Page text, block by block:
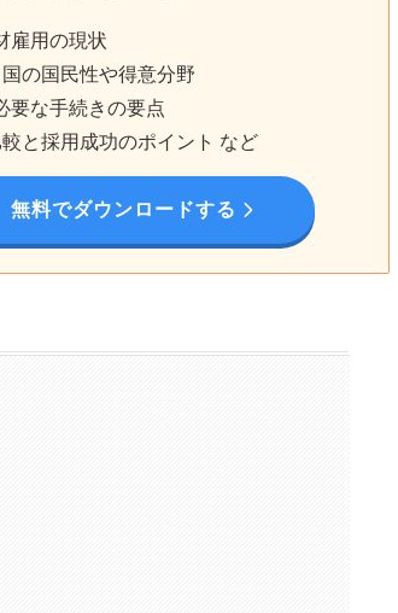
雇用の現状
の国民性や得意分野
要な手続きの要点
と採用成功のポイント など
無料でダウンロードする